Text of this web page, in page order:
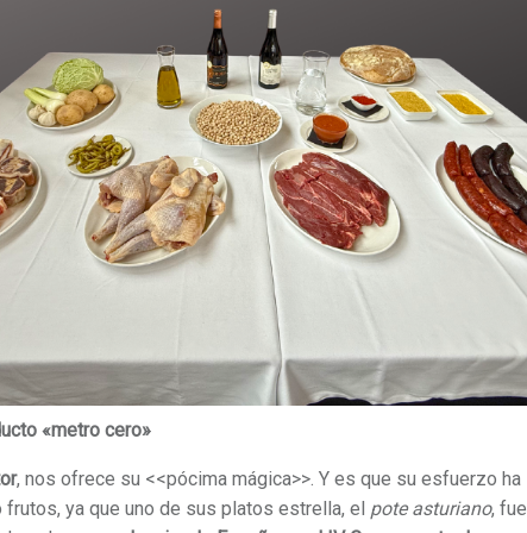
«metro cero»
, nos ofrece su <<pócima mágica>>. Y es que su esfuerzo ha
frutos, ya que uno de sus platos estrella, el pote asturiano, fue